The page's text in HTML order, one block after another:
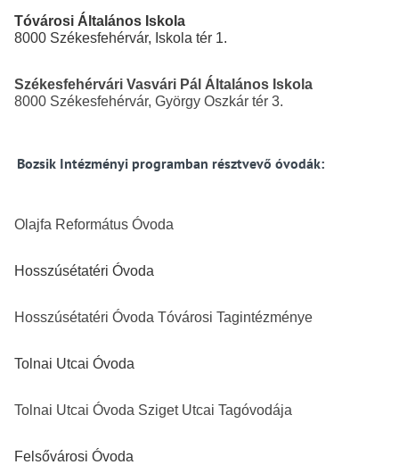
Tóvárosi Általános Iskola
8000 Székesfehérvár, Iskola tér 1.
Székesfehérvári Vasvári Pál Általános Iskola
8000 Székesfehérvár, György Oszkár tér 3.
Bozsik Intézményi programban résztvevő óvodák:
Olajfa Református Óvoda
Hosszúsétatéri Óvoda
Hosszúsétatéri Óvoda Tóvárosi Tagintézménye
Tolnai Utcai Óvoda
Tolnai Utcai Óvoda Sziget Utcai Tagóvodája
Felsővárosi Óvoda